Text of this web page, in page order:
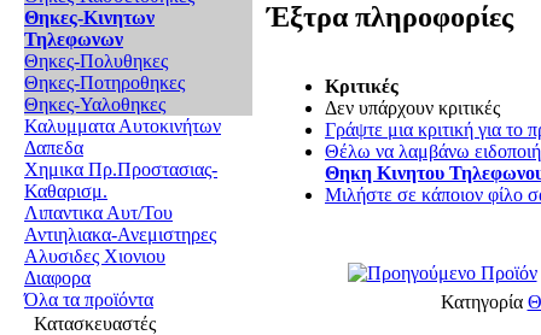
Θηκες-Κινητων
Τηλεφωνων
Θηκες-Πολυθηκες
Θηκες-Ποτηροθηκες
Θηκες-Υαλοθηκες
Καλυμματα Αυτοκινήτων
Δαπεδα
Χημικα Πρ.Προστασιας-
Καθαρισμ.
Λιπαντικα Αυτ/Του
Αντιηλιακα-Ανεμιστηρες
Αλυσιδες Χιονιου
Διαφορα
Όλα τα προϊόντα
Κατασκευαστές
Έξτρα πληροφορίες
Κριτικές
Δεν υπάρχουν κριτικές
Γράψτε μια κριτική για το
Θέλω να λαμβάνω
Θηκη Κινητου
Μιλήστε σε κάποιον φίλο
Κατηγορία